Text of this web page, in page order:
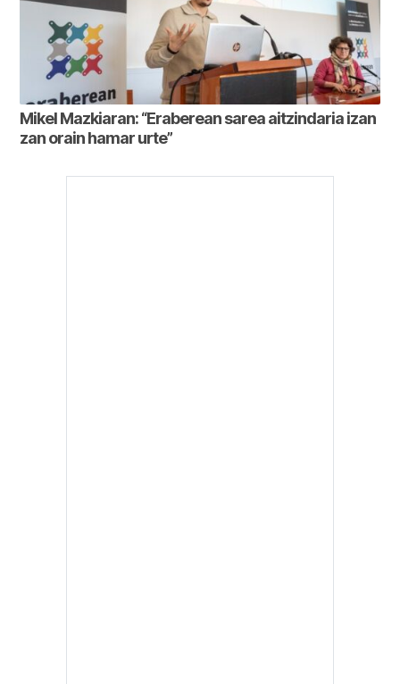
Mikel Mazkiaran: “Eraberean sarea aitzindaria izan
zan orain hamar urte”